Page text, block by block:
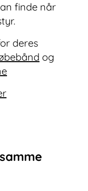
finde når
deres
og